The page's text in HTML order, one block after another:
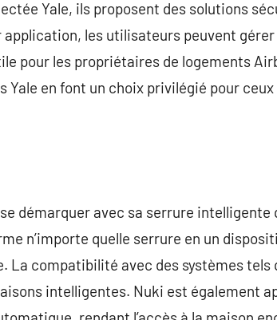
Yale, ils proposent des solutions
application, les utilisateurs peuvent
pour les propriétaires de logements
Yale en font un choix privilégié pour
démarquer avec sa serrure
n’importe quelle serrure en un
La compatibilité avec des systèmes tels
intelligentes. Nuki est également